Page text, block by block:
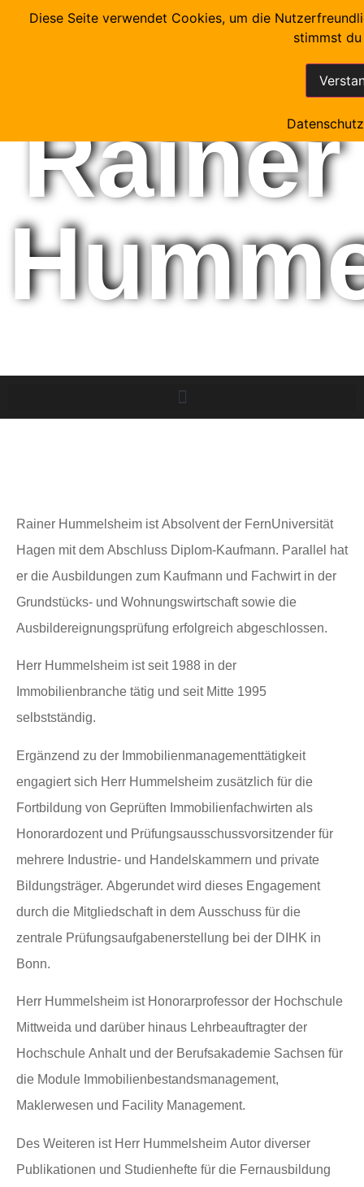
Prof.
Rainer
Rainer Hummelsheim ist Absolvent der FernUniversität
Hagen mit dem Abschluss Diplom-Kaufmann. Parallel hat
er die Ausbildungen zum Kaufmann und Fachwirt in der
Grundstücks- und Wohnungswirtschaft sowie die
Ausbildereignungsprüfung erfolgreich abgeschlossen.
Herr Hummelsheim ist seit 1988 in der
Immobilienbranche tätig und seit Mitte 1995
selbstständig.
Ergänzend zu der Immobilienmanagementtätigkeit
engagiert sich Herr Hummelsheim zusätzlich für die
Fortbildung von Geprüften Immobilienfachwirten als
Honorardozent und Prüfungsausschussvorsitzender für
mehrere Industrie- und Handelskammern und private
Bildungsträger. Abgerundet wird dieses Engagement
durch die Mitgliedschaft in dem Ausschuss für die
zentrale Prüfungsaufgabenerstellung bei der DIHK in
Bonn.
Herr Hummelsheim ist Honorarprofessor der Hochschule
Mittweida und darüber hinaus Lehrbeauftragter der
Hochschule Anhalt und der Berufsakademie Sachsen für
die Module Immobilienbestandsmanagement,
Maklerwesen und Facility Management.
Des Weiteren ist Herr Hummelsheim Autor diverser
Publikationen und Studienhefte für die Fernausbildung
Diese Seite verwendet Cookies, um die
stimmst